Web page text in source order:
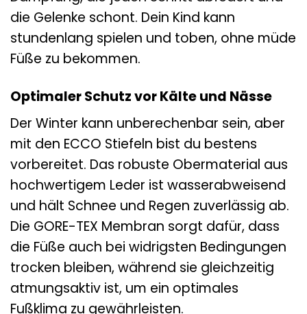
die Gelenke schont. Dein Kind kann
stundenlang spielen und toben, ohne müde
Füße zu bekommen.
Optimaler Schutz vor Kälte und Nässe
Der Winter kann unberechenbar sein, aber
mit den ECCO Stiefeln bist du bestens
vorbereitet. Das robuste Obermaterial aus
hochwertigem Leder ist wasserabweisend
und hält Schnee und Regen zuverlässig ab.
Die GORE-TEX Membran sorgt dafür, dass
die Füße auch bei widrigsten Bedingungen
trocken bleiben, während sie gleichzeitig
atmungsaktiv ist, um ein optimales
Fußklima zu gewährleisten.